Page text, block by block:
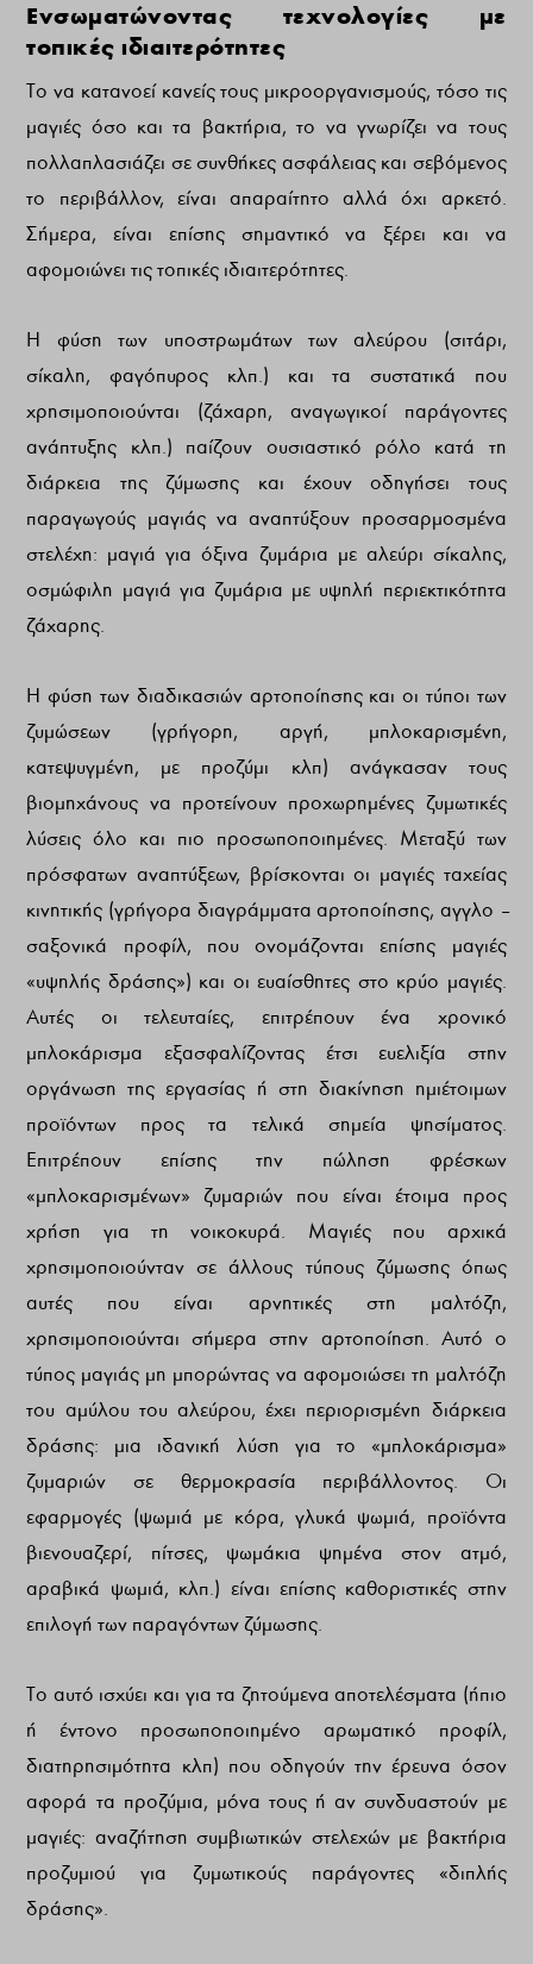
Ενσωματώνοντας τεχνολογίες με
τοπικές ιδιαιτερότητες
Το να κατανοεί κανείς τους μικροοργανισμούς, τόσο τις
μαγιές όσο και τα βακτήρια, το να γνωρίζει να τους
πολλαπλασιάζει σε συνθήκες ασφάλειας και σεβόμενος
το περιβάλλον, είναι απαραίτητο αλλά όχι αρκετό.
Σήμερα, είναι επίσης σημαντικό να ξέρει και να
αφομοιώνει τις τοπικές ιδιαιτερότητες.
Η φύση των υποστρωμάτων των αλεύρου (σιτάρι,
σίκαλη, φαγόπυρος κλπ.) και τα συστατικά που
χρησιμοποιούνται (ζάχαρη, αναγωγικοί παράγοντες
ανάπτυξης κλπ.) παίζουν ουσιαστικό ρόλο κατά τη
διάρκεια της ζύμωσης και έχουν οδηγήσει τους
παραγωγούς μαγιάς να αναπτύξουν προσαρμοσμένα
στελέχη: μαγιά για όξινα ζυμάρια με αλεύρι σίκαλης,
οσμώφιλη μαγιά για ζυμάρια με υψηλή περιεκτικότητα
ζάχαρης.
Η φύση των διαδικασιών αρτοποίησης και οι τύποι των
ζυμώσεων (γρήγορη, αργή, μπλοκαρισμένη,
κατεψυγμένη, με προζύμι κλπ) ανάγκασαν τους
βιομηχάνους να προτείνουν προχωρημένες ζυμωτικές
λύσεις όλο και πιο προσωποποιημένες. Μεταξύ των
πρόσφατων αναπτύξεων, βρίσκονται οι μαγιές ταχείας
κινητικής (γρήγορα διαγράμματα αρτοποίησης, αγγλο –
σαξονικά προφίλ, που ονομάζονται επίσης μαγιές
«υψηλής δράσης») και οι ευαίσθητες στο κρύο μαγιές.
Αυτές οι τελευταίες, επιτρέπουν ένα χρονικό
μπλοκάρισμα εξασφαλίζοντας έτσι ευελιξία στην
οργάνωση της εργασίας ή στη διακίνηση ημιέτοιμων
προϊόντων προς τα τελικά σημεία ψησίματος.
Επιτρέπουν επίσης την πώληση φρέσκων
«μπλοκαρισμένων» ζυμαριών που είναι έτοιμα προς
χρήση για τη νοικοκυρά. Μαγιές που αρχικά
χρησιμοποιούνταν σε άλλους τύπους ζύμωσης όπως
αυτές που είναι αρνητικές στη μαλτόζη,
χρησιμοποιούνται σήμερα στην αρτοποίηση. Αυτό ο
τύπος μαγιάς μη μπορώντας να αφομοιώσει τη μαλτόζη
του αμύλου του αλεύρου, έχει περιορισμένη διάρκεια
δράσης: μια ιδανική λύση για το «μπλοκάρισμα»
ζυμαριών σε θερμοκρασία περιβάλλοντος. Οι
εφαρμογές (ψωμιά με κόρα, γλυκά ψωμιά, προϊόντα
βιενουαζερί, πίτσες, ψωμάκια ψημένα στον ατμό,
αραβικά ψωμιά, κλπ.) είναι επίσης καθοριστικές στην
επιλογή των παραγόντων ζύμωσης.
Το αυτό ισχύει και για τα ζητούμενα αποτελέσματα (ήπιο
ή έντονο προσωποποιημένο αρωματικό προφίλ,
διατηρησιμότητα κλπ) που οδηγούν την έρευνα όσον
αφορά τα προζύμια, μόνα τους ή αν συνδυαστούν με
μαγιές: αναζήτηση συμβιωτικών στελεχών με βακτήρια
προζυμιού για ζυμωτικούς παράγοντες «διπλής
δράσης».